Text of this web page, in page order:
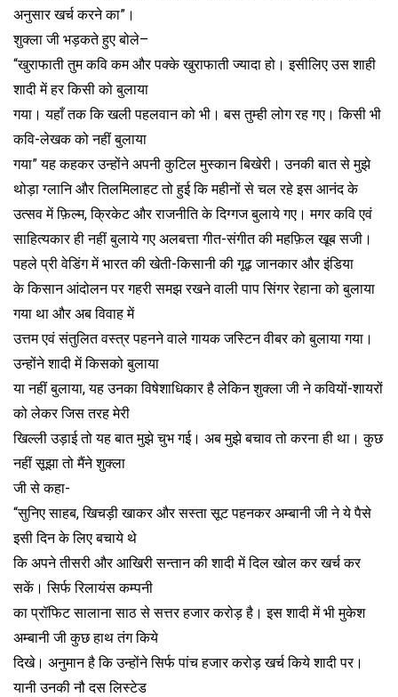
अनुसार खर्च करने का”।
शुक्ला जी भड़कते हुए बोले–
“खुराफाती तुम कवि कम और पक्के खुराफाती ज्यादा हो। इसीलिए उस शाही
शादी में हर किसी को बुलाया
गया। यहाँ तक कि खली पहलवान को भी। बस तुम्ही लोग रह गए। किसी भी
कवि-लेखक को नहीं बुलाया
गया” यह कहकर उन्होंने अपनी कुटिल मुस्कान बिखेरी। उनकी बात से मुझे
थोड़ा ग्लानि और तिलमिलाहट तो हुई कि महीनों से चल रहे इस आनंद के
उत्सव में फ़िल्म, क्रिकेट और राजनीति के दिग्गज बुलाये गए। मगर कवि एवं
साहित्यकार ही नहीं बुलाये गए अलबत्ता गीत-संगीत की महफ़िल खूब सजी।
पहले प्री वेडिंग में भारत की खेती-किसानी की गूढ़ जानकार और इंडिया
के किसान आंदोलन पर गहरी समझ रखने वाली पाप सिंगर रेहाना को बुलाया
गया था और अब विवाह में
उत्तम एवं संतुलित वस्त्र पहनने वाले गायक जस्टिन वीबर को बुलाया गया।
उन्होंने शादी में किसको बुलाया
या नहीं बुलाया, यह उनका विषेशाधिकार है लेकिन शुक्ला जी ने कवियों-शायरों
को लेकर जिस तरह मेरी
खिल्ली उड़ाई तो यह बात मुझे चुभ गई। अब मुझे बचाव तो करना ही था। कुछ
नहीं सूझा तो मैंने शुक्ला
जी से कहा-
“सुनिए साहब, खिचड़ी खाकर और सस्ता सूट पहनकर अम्बानी जी ने ये पैसे
इसी दिन के लिए बचाये थे
कि अपने तीसरी और आखिरी सन्तान की शादी में दिल खोल कर खर्च कर
सकें। सिर्फ रिलायंस कम्पनी
का प्रॉफिट सालाना साठ से सत्तर हजार करोड़ है। इस शादी में भी मुकेश
अम्बानी जी कुछ हाथ तंग किये
दिखे। अनुमान है कि उन्होंने सिर्फ पांच हजार करोड़ खर्च किये शादी पर।
यानी उनकी नौ दस लिस्टेड